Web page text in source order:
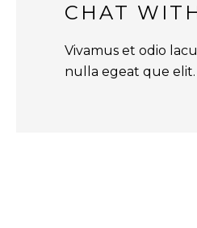
CHAT
Vivamus et odio
nulla egeat que elit.